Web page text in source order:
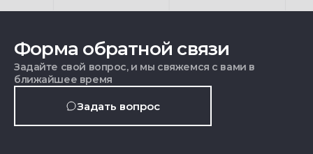
Форма обратной связи
Задайте свой вопрос, и мы свяжемся с вами в
ближайшее время
Задать вопрос